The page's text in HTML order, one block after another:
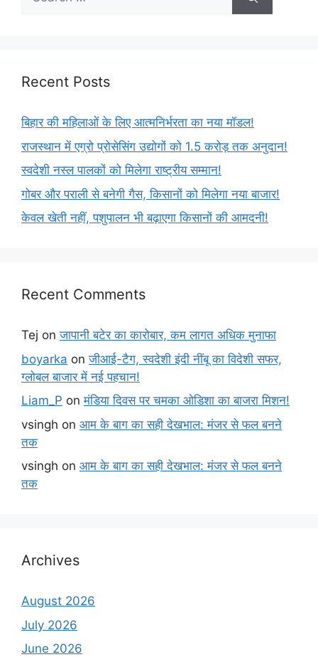
Recent Posts
बिहार की महिलाओं के लिए आत्मनिर्भरता का नया मॉडल!
राजस्थान में एग्रो प्रोसेसिंग उद्योगों को 1.5 करोड़ तक अनुदान!
स्वदेशी नस्ल पालकों को मिलेगा राष्ट्रीय सम्मान!
गोबर और पराली से बनेगी गैस, किसानों को मिलेगा नया बाजार!
केवल खेती नहीं, पशुपालन भी बढ़ाएगा किसानों की आमदनी!
Recent Comments
Tej onजापानी बटेर का कारोबार, कम लागत अधिक मुनाफा
boyarka onजीआई-टैग, स्वदेशी इंदी नींबू का विदेशी सफर,
ग्लोबल बाजार में नई पहचान!
Liam_P onमंडिया दिवस पर चमका ओडिशा का बाजरा मिशन!
vsingh on आम के बाग का सही देखभाल: मंजर से फल बनने
तक
vsingh on आम के बाग का सही देखभाल: मंजर से फल बनने
तक
Archives
August 2026
July 2026
June 2026